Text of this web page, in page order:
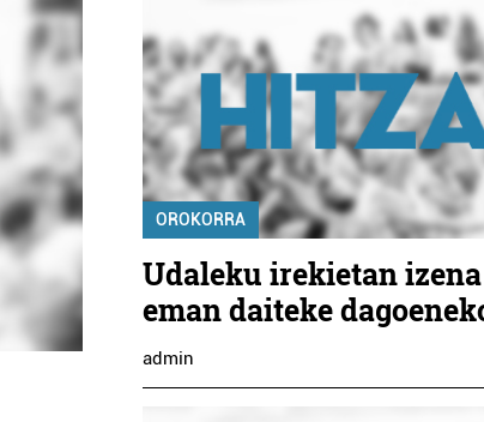
OROKORRA
Udaleku irekietan izena
eman daiteke
admin